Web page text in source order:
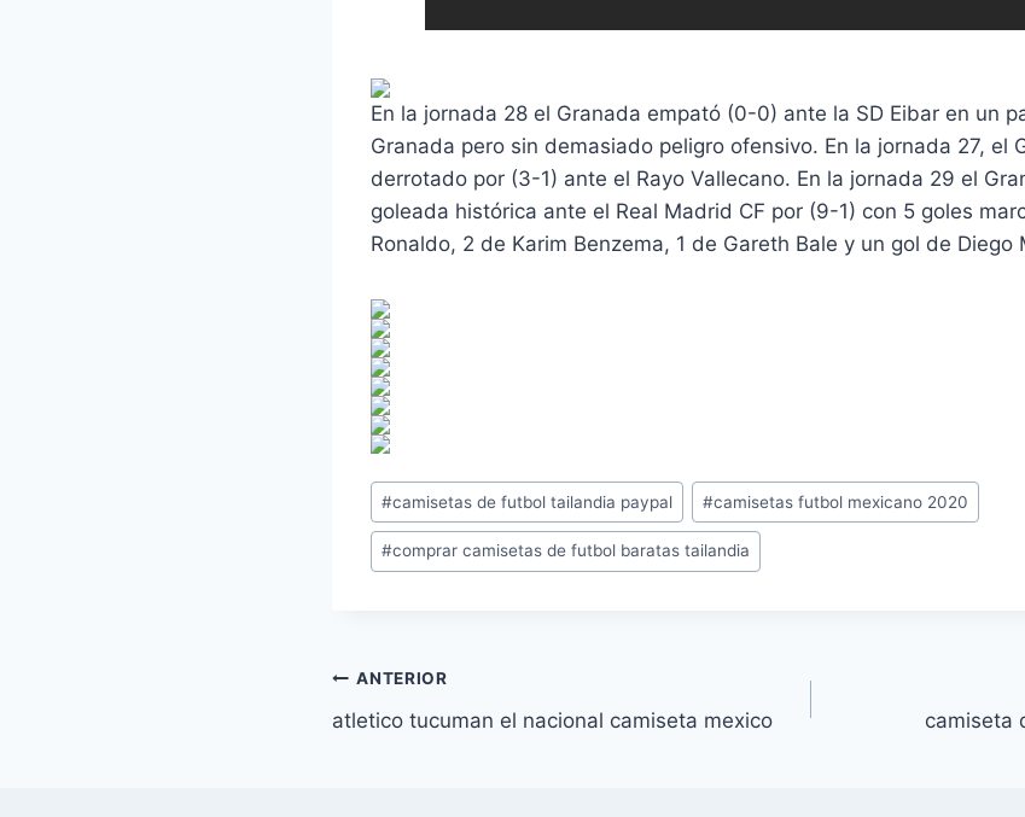
En la jornada 28 el Granada empató (0-0) ante la SD Eibar en un
Granada pero sin demasiado peligro ofensivo. En la jornada 27, el
derrotado por (3-1) ante el Rayo Vallecano. En la jornada 29 el
goleada histórica ante el Real Madrid CF por (9-1) con 5 goles
Ronaldo, 2 de Karim Benzema, 1 de Gareth Bale y un gol de Diego
Etiquetas
de
la
#camisetas de futbol tailandia paypal #camisetas futbol mexicano 2020
#comprar camisetas de futbol baratas tailandia
Navegación
de
ANTERIOR
atletico tucuman el nacional camiseta mexico camiseta